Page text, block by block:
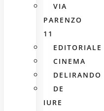
VIA
PARENZO
11
EDITORIALE
CINEMA
DELIRANDO
DE
IURE